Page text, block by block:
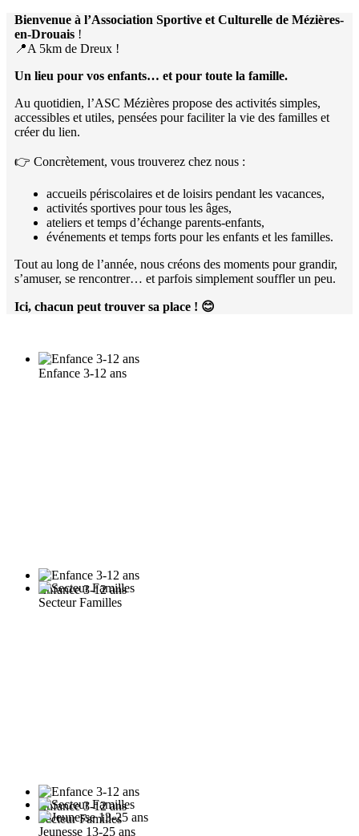
Bienvenue à l’Association Sportive et Culturelle de Mézières-
en-Drouais !
📍A 5km de Dreux !
Un lieu pour vos enfants… et pour toute la famille.
Au quotidien, l’ASC Mézières propose des activités simples,
accessibles et utiles, pensées pour faciliter la vie des familles et
créer du lien.
👉 Concrètement, vous trouverez chez nous :
accueils périscolaires et de loisirs pendant les vacances,
activités sportives pour tous les âges,
ateliers et temps d’échange parents-enfants,
événements et temps forts pour les enfants et les familles.
Tout au long de l’année, nous créons des moments pour grandir,
s’amuser, se rencontrer… et parfois simplement souffler un peu.
Ici, chacun peut trouver sa place ! 😊
Enfance 3-12 ans
Enfance 3-12 ans
Enfance 3-12 ans
Secteur Familles
Secteur Familles
Jeunesse 13-25 ans